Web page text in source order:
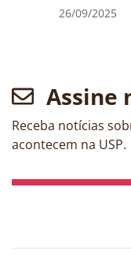
26/09/2025
Assine
Receba notícias
acontecem na USP.